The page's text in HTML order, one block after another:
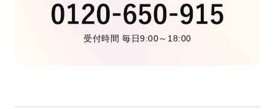
受付時間 毎日9:00～18:00